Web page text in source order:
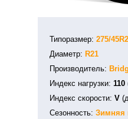
Типоразмер: 275/
Диаметр: R21
Производитель:
Индекс нагрузки: 110
Индекс скорости: V
Сезонность: Зимняя